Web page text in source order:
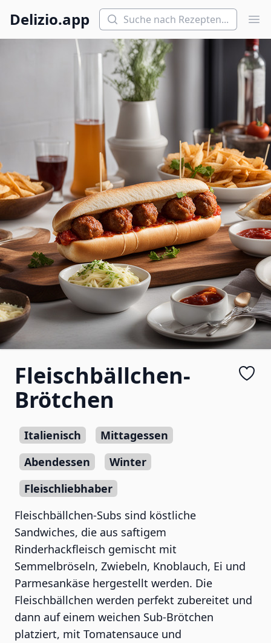
Delizio.app Suchen
Fleischbällchen-
Brötchen
Italienisch
Mittagessen
Abendessen
Winter
Fleischliebhaber
Fleischbällchen-Subs sind köstliche
Sandwiches, die aus saftigem
Rinderhackfleisch gemischt mit
Semmelbröseln, Zwiebeln, Knoblauch, Ei und
Parmesankäse hergestellt werden. Die
Fleischbällchen werden perfekt zubereitet und
dann auf einem weichen Sub-Brötchen
platziert, mit Tomatensauce und